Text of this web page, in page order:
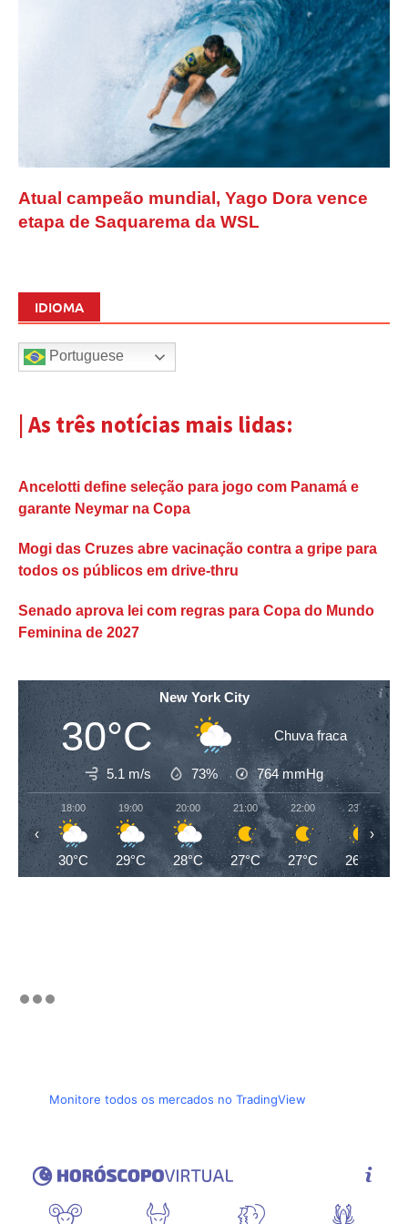
Atual campeão mundial, Yago Dora vence
etapa de Saquarema da WSL
IDIOMA
Portuguese
| As três notícias mais lidas:
Ancelotti define seleção para jogo com Panamá e
garante Neymar na Copa
Mogi das Cruzes abre vacinação contra a gripe para
todos os públicos em drive-thru
Senado aprova lei com regras para Copa do Mundo
Feminina de 2027
New York City
30°C Chuva fraca
5.1 m/s 73% 764mmHg
18:00
30°C
19:00
29°C
20:00
28°C
21:00
27°C
22:00
27°C
23:00
26°C
‹ ›
Monitore todos os mercados no TradingView